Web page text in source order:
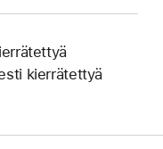
kierrätettyä